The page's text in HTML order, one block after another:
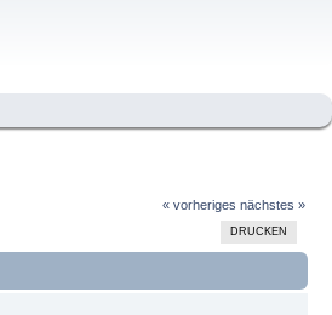
« vorheriges nächstes »
DRUCKEN